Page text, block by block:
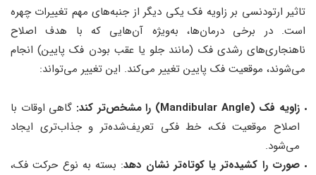
تاثیر ارتودنسی بر زاویه فک یکی دیگر از جنبه‌های مهم تغییرات چهره
است. در برخی درمان‌ها، به‌ویژه آن‌هایی که با هدف اصلاح
ناهنجاری‌های رشدی فک (مانند جلو یا عقب بودن فک پایین) انجام
می‌شوند، موقعیت فک پایین تغییر می‌کند. این تغییر می‌تواند:
زاویه فک (Mandibular Angle) را مشخص‌تر کند:
گاهی اوقات با
اصلاح موقعیت فک، خط فکی تعریف‌شده‌تر و جذاب‌تری ایجاد
می‌شود.
صورت را کشیده‌تر یا کوتاه‌تر نشان دهد: بسته به نوع حرکت فک،